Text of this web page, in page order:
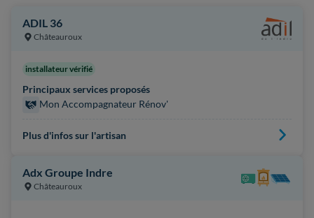
ADIL 36
Châteauroux
installateur vérifié
Principaux services proposés
Mon Accompagnateur Rénov'
Plus d'infos sur l'artisan
Adx Groupe Indre
Châteauroux